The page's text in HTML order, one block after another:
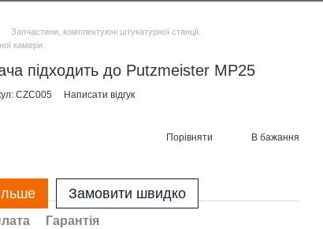
Запчастини, комплектуючі штукатурної станції.
камери.
підходить до Putzmeister MP25
CZC005 Написати відгук
Порівняти В бажання
Замовити швидко
Гарантія